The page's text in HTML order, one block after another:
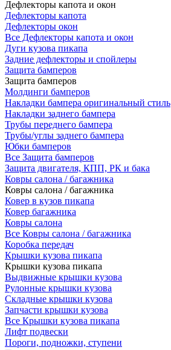
Дефлекторы капота и окон
Дефлекторы капота
Дефлекторы окон
Все Дефлекторы капота и окон
Дуги кузова пикапа
Задние дефлекторы и спойлеры
Защита бамперов
Защита бамперов
Молдинги бамперов
Накладки бампера оригинальный стиль
Накладки заднего бампера
Трубы переднего бампера
Трубы/углы заднего бампера
Юбки бамперов
Все Защита бамперов
Защита двигателя, КПП, РК и бака
Ковры салона / багажника
Ковры салона / багажника
Ковер в кузов пикапа
Ковер багажника
Ковры салона
Все Ковры салона / багажника
Коробка передач
Крышки кузова пикапа
Крышки кузова пикапа
Выдвижные крышки кузова
Рулонные крышки кузова
Складные крышки кузова
Запчасти крышки кузова
Все Крышки кузова пикапа
Лифт подвески
Пороги, подножки, ступени